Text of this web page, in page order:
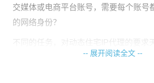
交媒体或电商平台账号，需要每个账号
的网络身份？
采集可能更看重IP的提取速度和成本，
-- 展开阅读全文 --